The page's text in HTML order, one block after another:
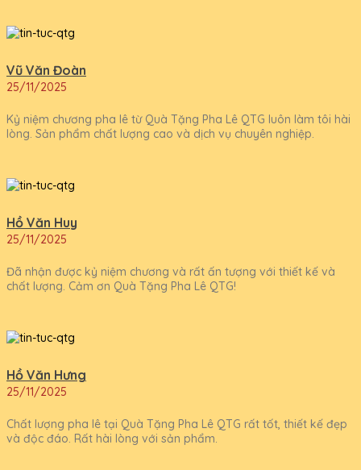
Vũ Văn Đoàn
25/11/2025
Kỷ niệm chương pha lê từ Quà Tặng Pha Lê QTG luôn làm tôi hài
lòng. Sản phẩm chất lượng cao và dịch vụ chuyên nghiệp.
Hồ Văn Huy
25/11/2025
Đã nhận được kỷ niệm chương và rất ấn tượng với thiết kế và
chất lượng. Cảm ơn Quà Tặng Pha Lê QTG!
Hồ Văn Hưng
25/11/2025
Chất lượng pha lê tại Quà Tặng Pha Lê QTG rất tốt, thiết kế đẹp
và độc đáo. Rất hài lòng với sản phẩm.